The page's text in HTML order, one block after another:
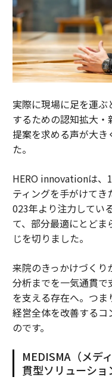
実際に現場に足を運
するための認知拡大
提案を求める声が大き
た。
HERO innovationは、
ティングを手がけてき
023年より注力してい
て、部分最適にとど
じを切りました。
来院のきっかけづくり
分析までを一気通貫
を支える存在へ。つ
経営全体を改善するコ
のです。
MEDISMA（メデ
貫型ソリューショ